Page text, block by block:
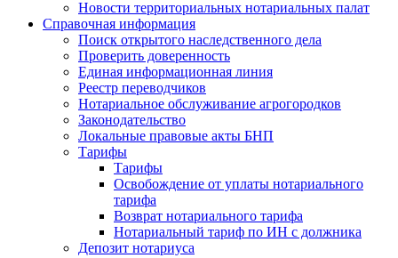
Новости территориальных нотариальных палат
Справочная информация
Поиск открытого наследственного дела
Проверить доверенность
Единая информационная линия
Реестр переводчиков
Нотариальное обслуживание агрогородков
Законодательство
Локальные правовые акты БНП
Тарифы
Тарифы
Освобождение от уплаты нотариального
тарифа
Возврат нотариального тарифа
Нотариальный тариф по ИН с должника
Депозит нотариуса